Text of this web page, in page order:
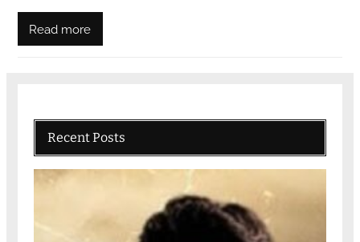
Read more
Recent Posts